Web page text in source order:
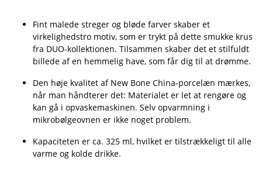
Fint malede streger og bløde farver skaber et
virkelighedstro motiv, som er trykt på dette smukke krus
fra DUO-kollektionen. Tilsammen skaber det et stilfuldt
billede af en hemmelig have, som får dig til at drømme.
Den høje kvalitet af New Bone China-porcelæn mærkes,
når man håndterer det: Materialet er let at rengøre og
kan gå i opvaskemaskinen. Selv opvarmning i
mikrobølgeovnen er ikke noget problem.
Kapaciteten er ca. 325 ml, hvilket er tilstrækkeligt til alle
varme og kolde drikke.